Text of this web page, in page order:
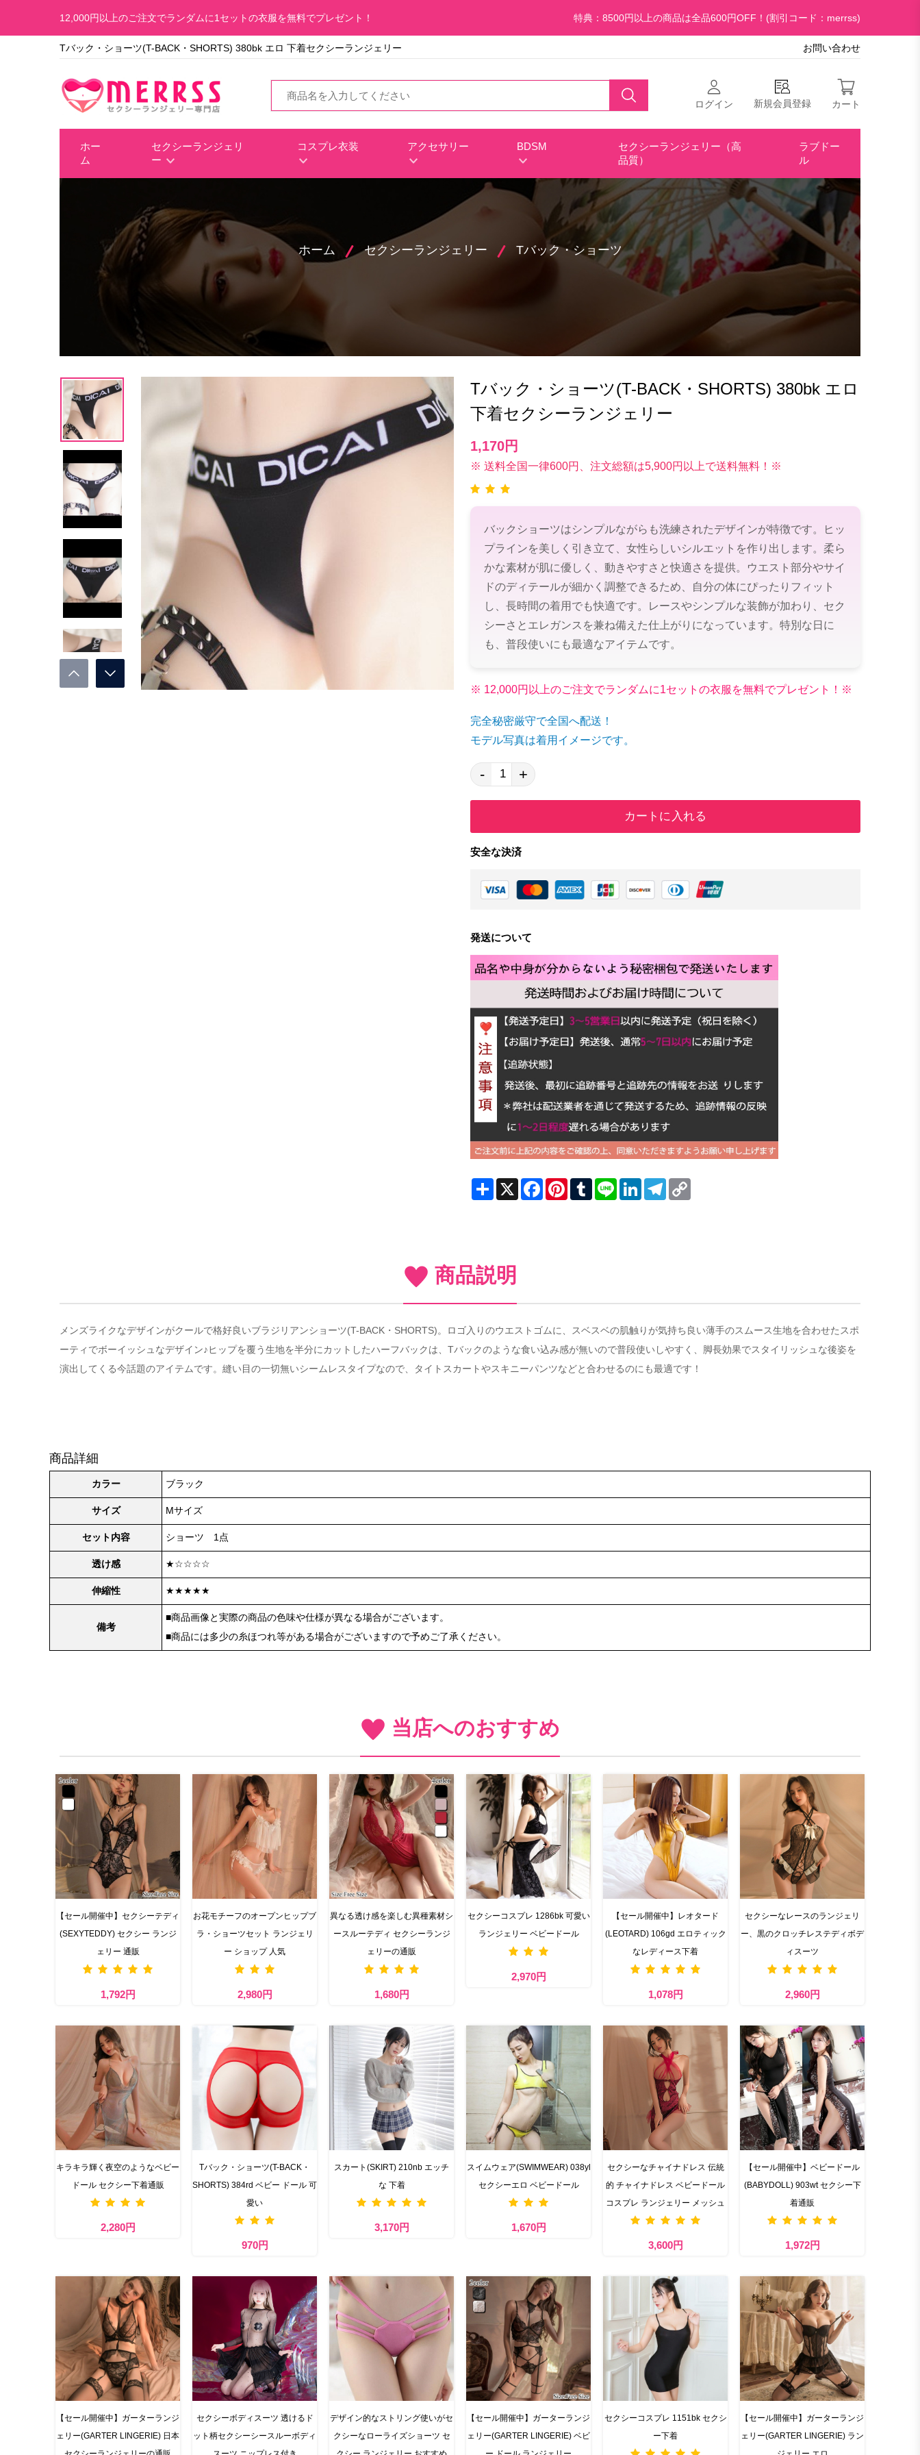
12,000円以上のご注文でランダムに1セットの衣服を無料でプレゼント！ 特典：8500円以上の商品は全品600円OFF！(割引コード：merrss)
Tバック・ショーツ(T-BACK・SHORTS) 380bk エロ 下着セクシーランジェリー お問い合わせ
ログイン 新規会員登録 カート
ホー
ム
セクシーランジェリ
ー
コスプレ衣装 アクセサリー BDSM
セクシーランジェリー（高
品質）
ラブドー
ル
ホーム セクシーランジェリー Tバック・ショーツ
Tバック・ショーツ(T-BACK・SHORTS) 380bk エロ
下着セクシーランジェリー
1,170円
※ 送料全国一律600円、注文総額は5,900円以上で送料無料！※
バックショーツはシンプルながらも洗練されたデザインが特徴です。ヒッ
プラインを美しく引き立て、女性らしいシルエットを作り出します。柔ら
かな素材が肌に優しく、動きやすさと快適さを提供。ウエスト部分やサイ
ドのディテールが細かく調整できるため、自分の体にぴったりフィット
し、長時間の着用でも快適です。レースやシンプルな装飾が加わり、セク
シーさとエレガンスを兼ね備えた仕上がりになっています。特別な日に
も、普段使いにも最適なアイテムです。
※ 12,000円以上のご注文でランダムに1セットの衣服を無料でプレゼント！※
完全秘密厳守で全国へ配送！
モデル写真は着用イメージです。
- +
カートに入れる
安全な決済
発送について
ShareX FacebookPinterestTumblrLine LinkedInTelegram
商品説明
メンズライクなデザインがクールで格好良いブラジリアンショーツ(T-BACK・SHORTS)。ロゴ入りのウエストゴムに、スベスベの肌触りが気持ち良い薄手のスムース生地を合わせたスポ
ーティでボーイッシュなデザイン♪ヒップを覆う生地を半分にカットしたハーフバックは、Tバックのような食い込み感が無いので普段使いしやすく、脚長効果でスタイリッシュな後姿を
演出してくる今話題のアイテムです。縫い目の一切無いシームレスタイプなので、タイトスカートやスキニーパンツなどと合わせるのにも最適です！
商品詳細
カラー ブラック
サイズ Mサイズ
セット内容 ショーツ 1点
透け感 ★☆☆☆☆
伸縮性 ★★★★★
備考
■商品画像と実際の商品の色味や仕様が異なる場合がございます。
■商品には多少の糸ほつれ等がある場合がございますので予めご了承ください。
当店へのおすすめ
【セール開催中】セクシーテディ
(SEXYTEDDY) セクシー ランジ
ェリー 通販
1,792円
お花モチーフのオープンヒップブ
ラ・ショーツセット ランジェリ
ー ショップ 人気
2,980円
異なる透け感を楽しむ異種素材シ
ースルーテディ セクシーランジ
ェリーの通販
1,680円
セクシーコスプレ 1286bk 可愛い
ランジェリー ベビードール
2,970円
【セール開催中】レオタード
(LEOTARD) 106gd エロティック
なレディース下着
1,078円
セクシーなレースのランジェリ
ー、黒のクロッチレステディボデ
ィスーツ
2,960円
キラキラ輝く夜空のようなベビー
ドール セクシー下着通販
2,280円
Tバック・ショーツ(T-BACK・
SHORTS) 384rd ベビー ドール 可
愛い
970円
スカート(SKIRT) 210nb エッチ
な 下着
3,170円
スイムウェア(SWIMWEAR) 038yl
セクシーエロ ベビードール
1,670円
セクシーなチャイナドレス 伝統
的 チャイナドレス ベビードール
コスプレ ランジェリー メッシュ
3,600円
【セール開催中】ベビードール
(BABYDOLL) 903wt セクシー下
着通販
1,972円
【セール開催中】ガーターランジ
ェリー(GARTER LINGERIE) 日本
セクシーボディスーツ 透けるド
ット柄セクシーシースルーボディ
デザイン的なストリング使いがセ
クシーなローライズショーツ セ
【セール開催中】ガーターランジ
ェリー(GARTER LINGERIE) ベビ
セクシーコスプレ 1151bk セクシ
ー下着
【セール開催中】ガーターランジ
ェリー(GARTER LINGERIE) ラン